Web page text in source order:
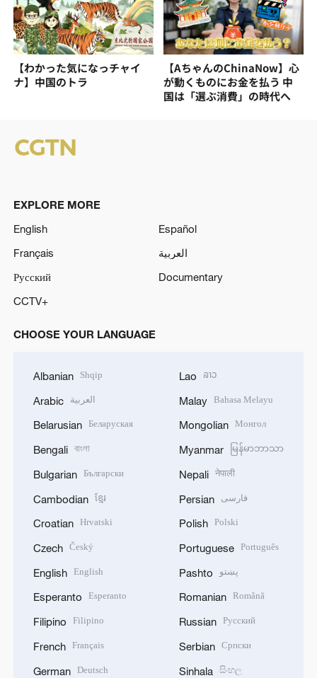
【わかった気になっチャイ
ナ】中国のトラ
【AちゃんのChinaNow】心
が動くものにお金を払う 中
国は「選ぶ消費」の時代へ
EXPLORE MORE
English
Español
Français
العربية
Русский
Documentary
CCTV+
CHOOSE YOUR LANGUAGE
Albanian Shqip
Arabic العربية
Belarusian Беларуская
Bengali বাংলা
Bulgarian Български
Cambodian ខ្មែរ
Croatian Hrvatski
Czech Český
English English
Esperanto Esperanto
Filipino Filipino
French Français
German Deutsch
Lao ລາວ
Malay Bahasa Melayu
Mongolian Монгол
Myanmar မြန်မာဘာသာ
Nepali नेपाली
Persian فارسی
Polish Polski
Portuguese Português
Pashto پښتو
Romanian Română
Russian Русский
Serbian Српски
Sinhala සිංහල